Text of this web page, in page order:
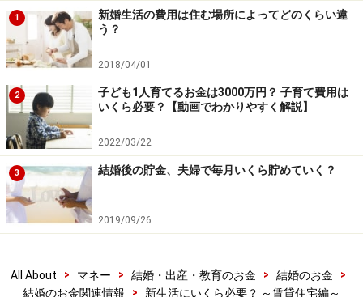
要な平均的なお金は以下のとおりとなりました。
敷金： 家賃の2カ月分
礼金： 家賃の2カ月分
仲介手数料： 家賃の1カ月分
前払い家賃： 家賃の1カ月分
保険料
ということで、家賃の6カ月分と保険料が必要になるこ
とになります。家賃が5万円なら30万円に、家賃が8万円
なら48万円です。これらのお金は契約時に必要になるも
1
新婚生活の費用は住む場所によってどのくらい違
う？
2018/04/01
2
子ども1人育てるお金は3000万円？ 子育て費用は
いくら必要？【動画でわかりやすく解説】
2022/03/22
3 結婚後の貯金、夫婦で毎月いくら貯めていく？
2019/09/26
All About > マネー > 結婚・出産・教育のお金 > 結婚のお金
>
結婚のお金関連情報
> 新生活にいくら必要？ ～賃貸住宅編～